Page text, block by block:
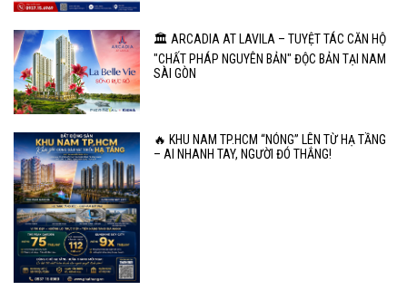
🏛️ ARCADIA AT LAVILA – TUYỆT TÁC CĂN HỘ
"CHẤT PHÁP NGUYÊN BẢN" ĐỘC BẢN TẠI NAM
SÀI GÒN
🔥 KHU NAM TP.HCM “NÓNG” LÊN TỪ HẠ TẦNG
– AI NHANH TAY, NGƯỜI ĐÓ THẮNG!